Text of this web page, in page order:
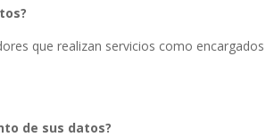
que realizan servicios como
de sus datos?